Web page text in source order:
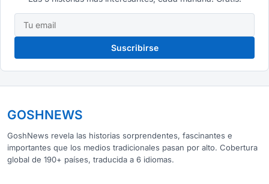
Suscribirse
GOSHNEWS
GoshNews revela las historias sorprendentes, fascinantes e
importantes que los medios tradicionales pasan por alto. Cobertura
global de 190+ países, traducida a 6 idiomas.